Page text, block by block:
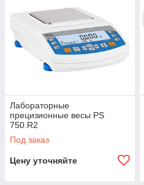
Лабораторные
прецизионные весы PS
750.R2
Под заказ
Цену уточняйте